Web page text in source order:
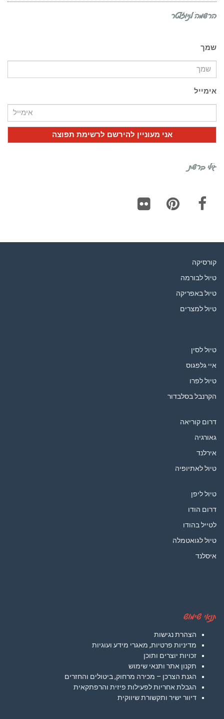
הרשמה לניוזלטר
שמך
אימייל
גילי ברשת
קורסיקה
טיול לבורמה
טיול באפריקה
טיול למצרים
טיול לסין
איי גלפגוס
טיול לפרו
הקרנבל בסלבדור
דרום קוריאה
גאורגיה
אירלנד
טיול לאתיופיה
טיול ליפן
דרום הודו
לטייל בהודו
טיול לגואטמלה
איסלנד
תנאי שימוש
הצהרת נגישות
מדיניות פרטיות, מאגרי מידע ועוגיות
זכויות יוצרים ותוכן
תקנון אתר ותנאי שימוש
הגנת הצרכן – מכירה מרחוק, ביטולים והחזרים
הגבלת אחריות לפעילות פיזית והרפתקאית
דיוור ישיר ותקשורת שיווקית